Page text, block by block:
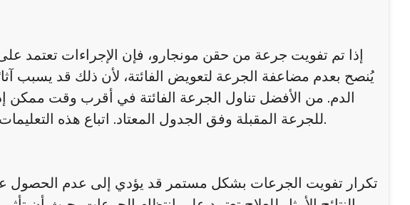
إذا تم تفويت جرعة من حقن مونجارو، فإن الإجراءات تعتمد
يُنصح بعدم مضاعفة الجرعة لتعويض الفائتة، لأن ذلك قد يسبب
الدم. من الأفضل تناول الجرعة الفائتة في أقرب وقت ممكن
للجرعة المقبلة وفق الجدول المعتاد. اتباع هذه التعليمات يقلل من المخاطر ويضمن استمرار فعالية العلاج.
تكرار تفويت الجرعات بشكل مستمر قد يؤدي إلى عدم الحصول